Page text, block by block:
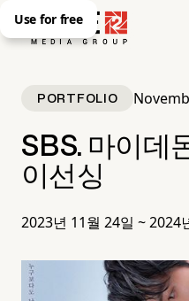
Use for free
PORTFOLIO
SBS. 마이데
이선싱
2023년 11월 24일 ~ 2024